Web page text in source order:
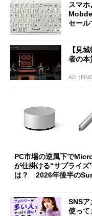
スマ
セール
【見
者の本
AD（
PC市場の逆風下で
が仕掛ける“サプライズ
は？ 2026年後半の
SNSア
使って